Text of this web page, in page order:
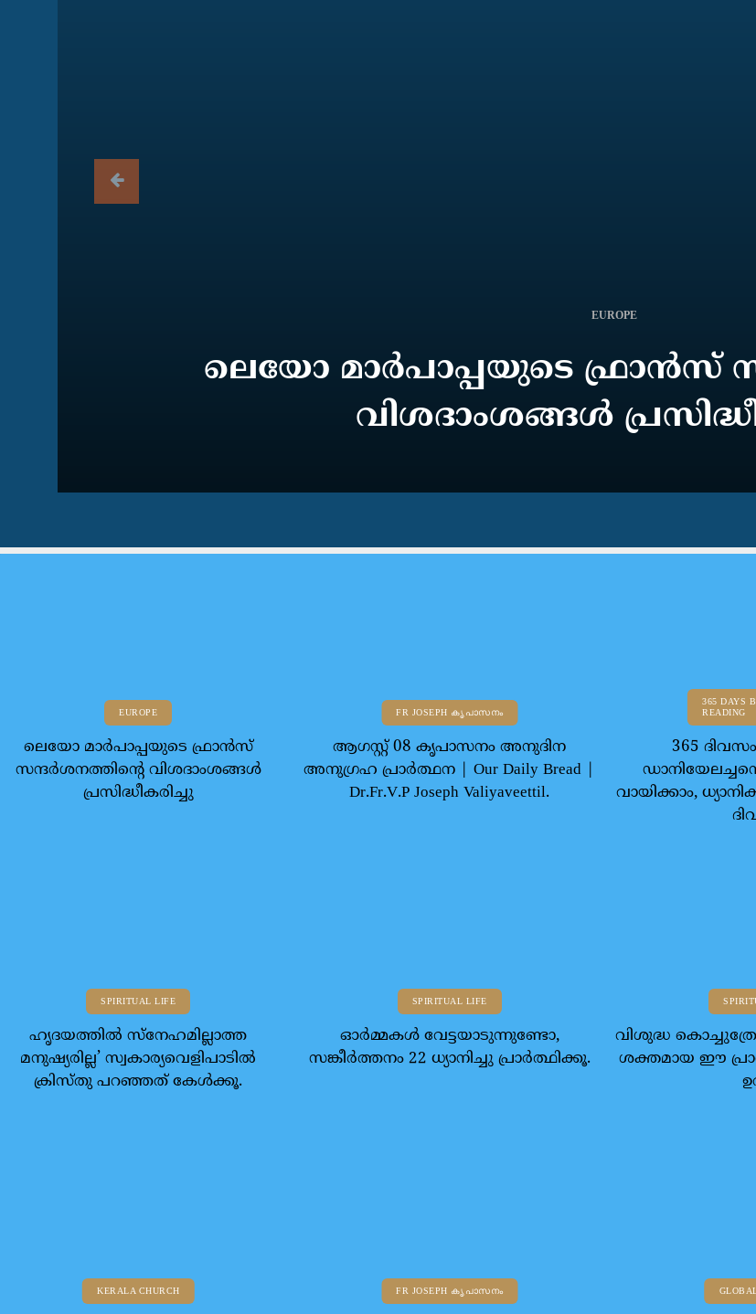
EUROPE
ലെയോ മാര്‍പാപ്പയുടെ ഫ്രാന്‍സ്
വിശദാംശങ്ങള്‍
EUROPE
ലെയോ മാര്‍പാപ്പയുടെ ഫ്രാന്‍സ്
സന്ദര്‍ശനത്തിന്റെ വിശദാംശങ്ങള്‍
പ്രസിദ്ധീകരിച്ചു
FR JOSEPH കൃപാസനം
ആഗസ്റ്റ് 08 കൃപാസനം അനുദിന
അനുഗ്രഹ പ്രാർത്ഥന | Our Daily Bread |
Dr.Fr.V.P Joseph Valiyaveettil.
365 DAYS
READING
365 ദിവസം
വായിക്കാം,
SPIRITUAL LIFE
ഹൃദയത്തില്‍ സ്‌നേഹമില്ലാത്ത
മനുഷ്യരില്ല’ സ്വകാര്യവെളിപാടില്‍
ക്രിസ്തു പറഞ്ഞത് കേള്‍ക്കൂ.
SPIRITUAL LIFE
ഓര്‍മ്മകള്‍ വേട്ടയാടുന്നുണ്ടോ,
സങ്കീര്‍ത്തനം 22 ധ്യാനിച്ചു പ്രാര്‍ത്ഥിക്കൂ.
വിശുദ്ധ
ശക്തമായ ഈ
KERALA CHURCH FR JOSEPH കൃപാസനം